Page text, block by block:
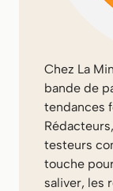
Chez La
bande de
tendances
testeurs
touche
saliver, les